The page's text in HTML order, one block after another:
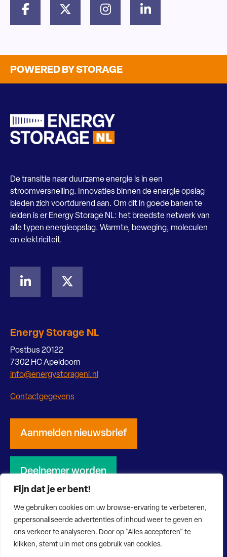
Fijn dat je er bent!
We gebruiken cookies om uw browse-ervaring te verbeteren,
gepersonaliseerde advertenties of inhoud weer te geven en
ons verkeer te analyseren. Door op "Alles accepteren" te
klikken, stemt u in met ons gebruik van cookies.
POWERED BY STORAGE
De transitie naar duurzame energie is in een
stroomversnelling. Innovaties binnen de energie opslag
bieden zich voortdurend aan. Om dit in goede banen te
leiden is er Energy Storage NL: het breedste netwerk van
alle typen energieopslag. Warmte, beweging, moleculen
en elektriciteit.
Energy Storage NL
Postbus 20122
7302 HC Apeldoorn
info@energystoragenl.nl
Contactgegevens
Aanmelden nieuwsbrief
Deelnemer worden
© 2026 Energy Storage NL Privacy verklaring